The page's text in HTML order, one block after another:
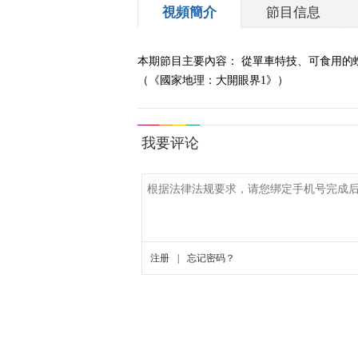
視頻簡介 節目信息
本期節目主要內容： 從單車特技、可食用
（《國家地理：大開眼界1》）